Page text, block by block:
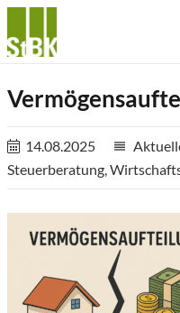
14.08.2025 reorder
Steuerberatung,